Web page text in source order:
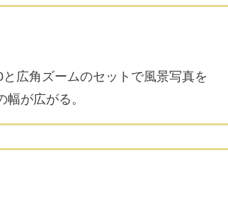
広角ズームのセットで風景写真を
が広がる。